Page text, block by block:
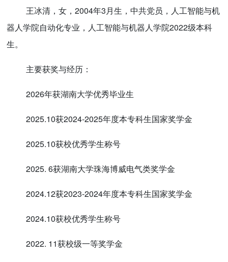
王冰清，女，2004年3月生，中共党员，人工智能与机
器人学院自动化专业，人工智能与机器人学院2022级本科
生。
主要获奖与经历：
2026年获湖南大学优秀毕业生
2025.10获2024-2025年度本专科生国家奖学金
2025.10获校优秀学生称号
2025. 6获湖南大学珠海博威电气类奖学金
2024.12获2023-2024年度本专科生国家奖学金
2024.10获校优秀学生称号
2022. 11获校级一等奖学金